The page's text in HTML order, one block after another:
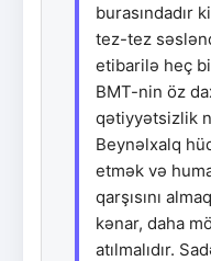
burasındadır
tez-tez
etibarilə heç
BMT-nin öz
qətiyyətsizlik
Beynəlxalq
etmək və
qarşısını
kənar, daha
atılmalıdır.